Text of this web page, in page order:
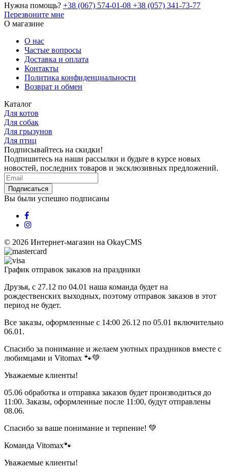
Нужна помощь? +38 (067) 574-01-08 +38 (057) 341-73-77
Перезвоните мне
О магазине
О нас
Частые вопросы
Доставка и оплата
Контакты
Политика конфиденциальности
Возврат и обмен
Каталог
Для котов
Для собак
Для грызунов
Для птиц
Подписывайтесь на скидки!
Подпишитесь на наши рассылки и будьте в курсе новых
новостей, последних товаров и эксклюзивных предложений.
Подписаться
Вы были успешно подписаны
© 2026 Интернет-магазин на OkayCMS
График отправок заказов на праздники
Друзья, с 27.12 по 04.01 наша команда будет на
рождественских выходных, поэтому отправок заказов в этот
период не будет.
Все заказы, оформленные с 14:00 26.12 по 05.01 включительно
06.01.
Спасибо за понимание и желаем уютных праздников вместе с
любимцами и Vitomax 🐾💚
Уважаемые клиенты!
05.06 обработка и отправка заказов будет производиться до
11:00. Заказы, оформленные после 11:00, будут отправлены
08.06.
Спасибо за ваше понимание и терпение! 💚
Команда Vitomax🐾
Уважаемые клиенты!